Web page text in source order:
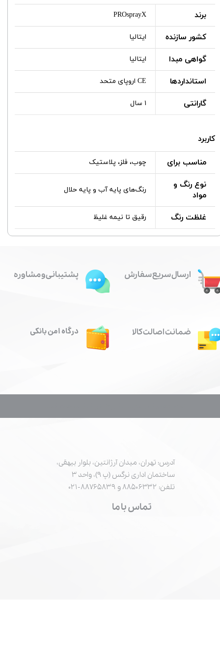
برند PROsprayX
کشور سازنده ایتالیا
گواهی مبدا ایتالیا
استانداردها CE اروپای متحد
گارانتی ۱ سال
کاربرد
مناسب برای چوب، فلز، پلاستیک
نوع رنگ و
مواد
رنگ‌های پایه آب و پایه حلال
غلظت رنگ رقیق تا نیمه غلیظ
ارسال سریع سفارش
درگاه امن بانکی
پشتیبانی و مشاوره
ضمانت اصالت کالا
آدرس: تهران، میدان آرژانتین، بلوار بیهقی،
ساختمان اداری نرگس (پ ۹)، واحد ۳
تلفن: ۸۸۵۰۶۳۳۲ و ۸۸۷۶۵۸۳۹-۰۲۱
تماس با ما